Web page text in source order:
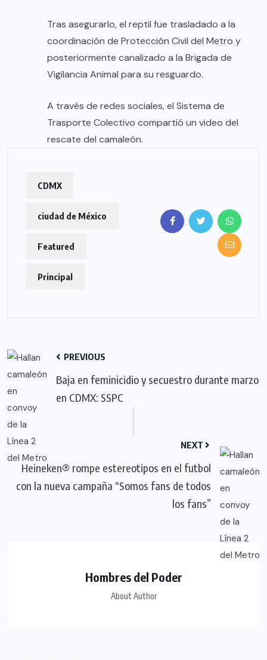
Tras asegurarlo, el reptil fue trasladado a la
coordinación de Protección Civil del Metro y
posteriormente canalizado a la Brigada de
Vigilancia Animal para su resguardo.
A través de redes sociales, el Sistema de
Trasporte Colectivo compartió un video del
rescate del camaleón.
CDMX
ciudad de México
Featured
Principal
PREVIOUS
Baja en feminicidio y secuestro durante marzo
en CDMX: SSPC
NEXT
Heineken® rompe estereotipos en el futbol
con la nueva campaña “Somos fans de todos
los fans”
Hombres del Poder
About Author